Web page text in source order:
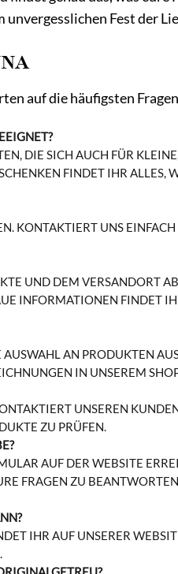
Fest der
auf die häufigsten
DIE SICH AUCH FÜR
FINDET IHR ALLES,
KONTAKTIERT UNS
UND DEM VERSANDORT
INFORMATIONEN FINDET
AN PRODUKTEN
IN UNSEREM
UNSEREN
ZU PRÜFEN.
AUF DER WEBSITE
FRAGEN ZU
IHR AUF UNSERER